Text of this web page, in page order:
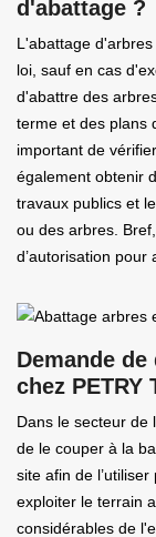
d'abattage ?
L'abattage
loi, sauf en cas
d'abattre des
terme et des plans
important de
également obtenir
travaux publics et
ou des arbres.
d’autorisation pour
Demande
chez PETRY
Dans le secteur de
de le couper à la
site afin de
exploiter le terrain
considérables de